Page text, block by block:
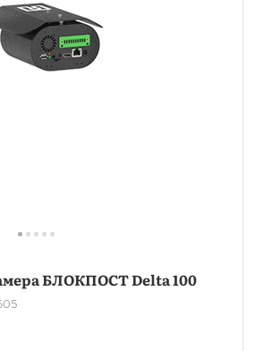
БЛОКПОСТ Delta 100